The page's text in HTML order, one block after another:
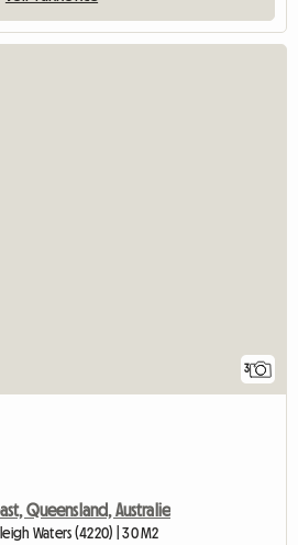
3
Queensland, Australie
Waters (4220) | 30 M2